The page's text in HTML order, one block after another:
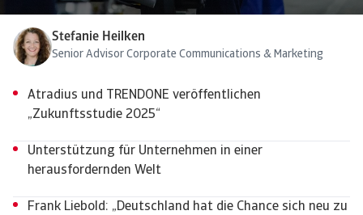
Stefanie Heilken
Senior Advisor Corporate Communications & Marketing
Atradius und TRENDONE veröffentlichen
„Zukunftsstudie 2025“
Unterstützung für Unternehmen in einer
herausfordernden Welt
Frank Liebold: „Deutschland hat die Chance sich neu zu